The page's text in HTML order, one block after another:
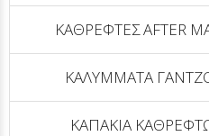
ΚΑΘΡΕΦΤΕΣ AFTER
ΚΑΛΥΜΜΑΤΑ
ΚΑΠΑΚΙΑ